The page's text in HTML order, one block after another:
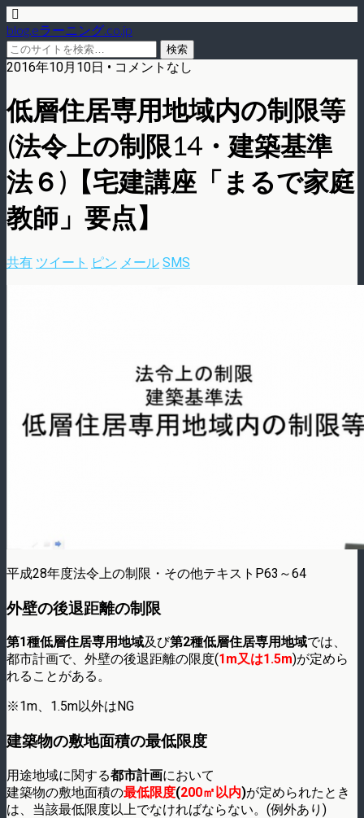
blog.eラーニング.co.jp
2016年10月10日 • コメントなし
低層住居専用地域内の制限等
(法令上の制限14・建築基準
法６)【宅建講座「まるで家庭
教師」要点】
共有 ツイート ピン メール SMS
平成28年度法令上の制限・その他テキストP63～64
外壁の後退距離の制限
第1種低層住居専用地域及び第2種低層住居専用地域では、
都市計画で、外壁の後退距離の限度(1m又は1.5m)が定めら
れることがある。
※1m、1.5m以外はNG
建築物の敷地面積の最低限度
用途地域に関する都市計画において
建築物の敷地面積の最低限度(200㎡以内)が定められたとき
は、当該最低限度以上でなければならない。(例外あり)